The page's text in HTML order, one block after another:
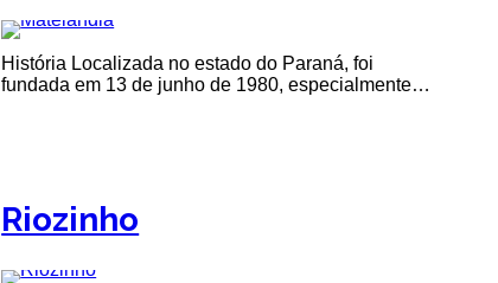
História Localizada no estado do Paraná, foi
fundada em 13 de junho de 1980, especialmente…
Riozinho